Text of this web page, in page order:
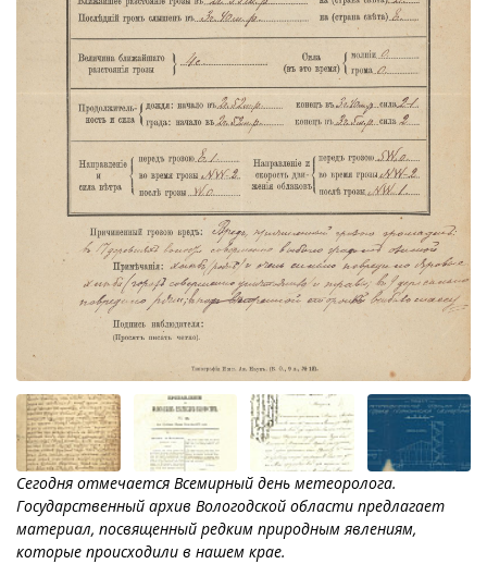
Сегодня отмечается Всемирный день метеоролога.
Государственный архив Вологодской области предлагает
материал, посвященный редким природным явлениям,
которые происходили в нашем крае.